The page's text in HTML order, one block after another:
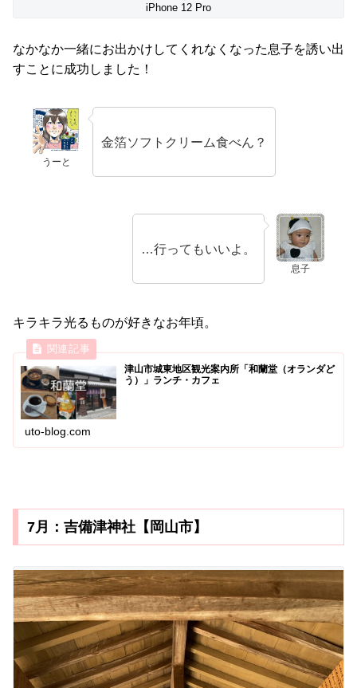
iPhone 12 Pro
なかなか一緒にお出かけしてくれなくなった息子を誘い出
すことに成功しました！
うーと
金箔ソフトクリーム食べん？
息子
…行ってもいいよ。
キラキラ光るものが好きなお年頃。
津山市城東地区観光案内所「和蘭堂（オランダど
う）」ランチ・カフェ
uto-blog.com
7月：吉備津神社【岡山市】